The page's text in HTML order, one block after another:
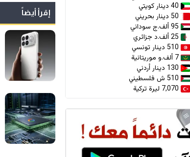
7 ألف.و موريتانية
إقرأ أيضاً